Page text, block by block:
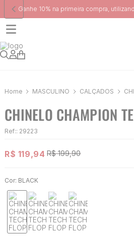
Frete Grátispara região Sudeste em
MASCULINO CALÇADOS
CHINELO CHAMPION
Ref:: 29223
R$ 119,94 R$ 199,90
Cor: BLACK